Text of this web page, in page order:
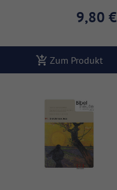
9,80 €
Zum Produkt